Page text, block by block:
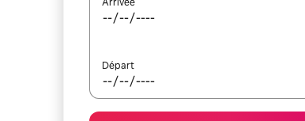
Départ